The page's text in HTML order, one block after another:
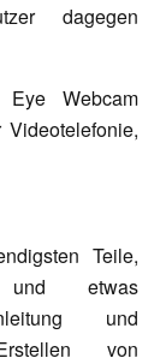
dagegen
Eye Webcam
Teile,
und etwas
und
von